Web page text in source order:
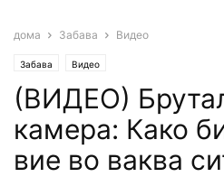
дома Забава Видео
Забава Видео
(ВИДЕО)
камера: Како
вие во ваква